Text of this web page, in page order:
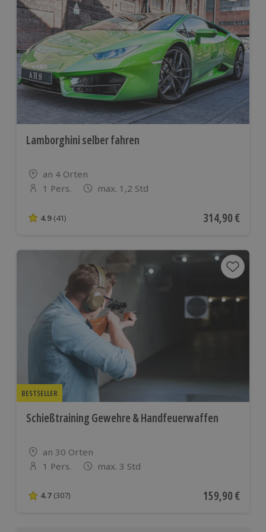
Lamborghini selber fahren
Standort
an 4 Orten
Anzahl der Teilnehmer
1 Pers. max. 1,2 Std
4.9 von 5 Sternen basierend auf 41 Bewertungen
4.9 (41) Aktueller Preis
314,90 €
BESTSELLER
Schießtraining Gewehre & Handfeuerwaffen
Standort
an 30 Orten
Anzahl der Teilnehmer
1 Pers. max. 3 Std
4.7 von 5 Sternen basierend auf 307 Bewertungen
4.7 (307) Aktueller Preis
159,90 €